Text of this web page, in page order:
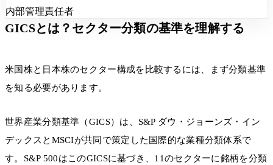
内部管理責任者
GICSとは？セクター分類の基準を理解する
米国株と日本株のセクター構成を比較するには、まず分類基準
を知る必要があります。
世界産業分類基準（GICS）は、S&P ダウ・ジョーンズ・イン
デックスとMSCIが共同で策定した国際的な業種分類体系で
す。S&P 500はこのGICSに基づき、11のセクターに銘柄を分類